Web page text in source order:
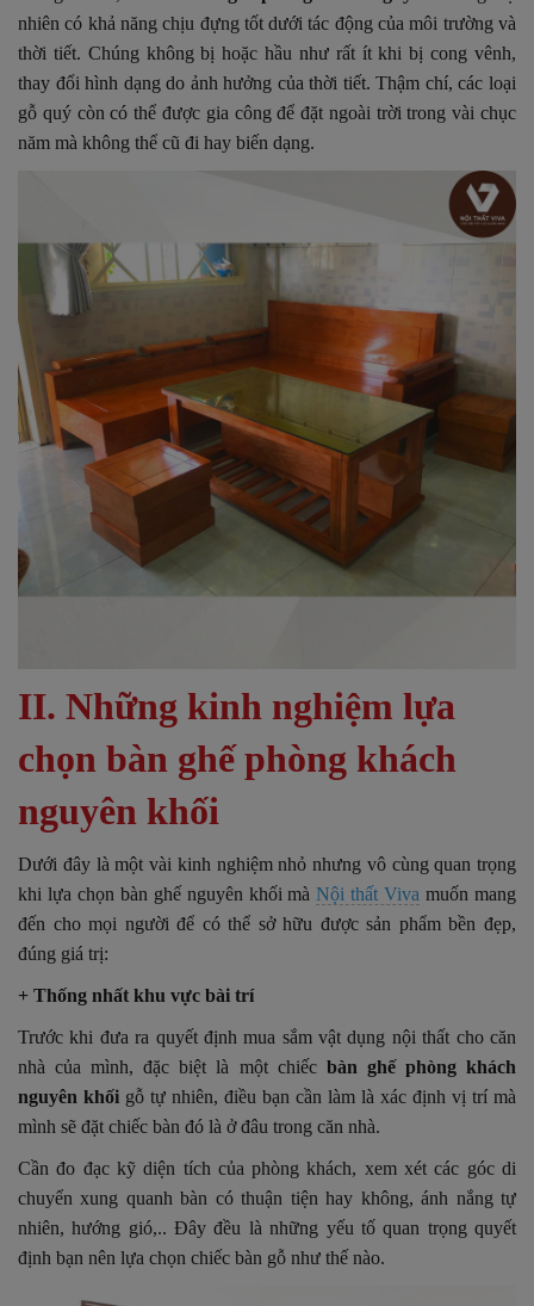
nhiên có khả năng chịu đựng tốt dưới tác động của môi trường và
thời tiết. Chúng không bị hoặc hầu như rất ít khi bị cong vênh,
thay đổi hình dạng do ảnh hưởng của thời tiết. Thậm chí, các loại
gỗ quý còn có thể được gia công để đặt ngoài trời trong vài chục
năm mà không thể cũ đi hay biến dạng.
II. Những kinh nghiệm lựa
chọn bàn ghế phòng khách
nguyên khối
Dưới đây là một vài kinh nghiệm nhỏ nhưng vô cùng quan trọng
khi lựa chọn bàn ghế nguyên khối màNội thất Viva muốn mang
đến cho mọi người để có thể sở hữu được sản phẩm bền đẹp,
đúng giá trị:
+ Thống nhất khu vực bài trí
Trước khi đưa ra quyết định mua sắm vật dụng nội thất cho căn
nhà của mình, đặc biệt là một chiếc bàn ghế phòng khách
nguyên khối gỗ tự nhiên, điều bạn cần làm là xác định vị trí mà
mình sẽ đặt chiếc bàn đó là ở đâu trong căn nhà.
Cần đo đạc kỹ diện tích của phòng khách, xem xét các góc di
chuyển xung quanh bàn có thuận tiện hay không, ánh nắng tự
nhiên, hướng gió,.. Đây đều là những yếu tố quan trọng quyết
định bạn nên lựa chọn chiếc bàn gỗ như thế nào.